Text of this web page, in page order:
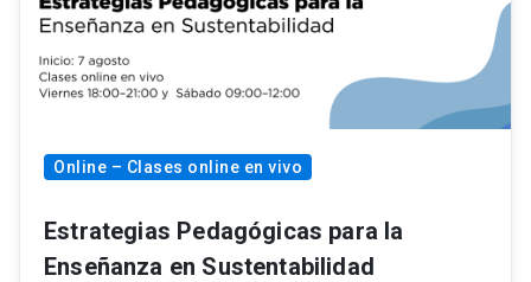
Online – Clases online en vivo
Estrategias Pedagógicas para la
Enseñanza en Sustentabilidad